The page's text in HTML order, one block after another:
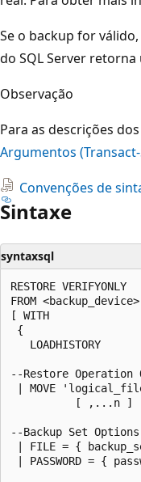
Se o backup for
do SQL Server
Observação
Para as descrições
Argumentos (Transact-
Convenções de
Sintaxe
syntaxsql
RESTORE VERIFYONLY
FROM
[ WITH
{
   LOADHISTORY
--Restore
| MOVE
[ ,...n
--Backup Set
| FILE = {
| PASSWORD = {